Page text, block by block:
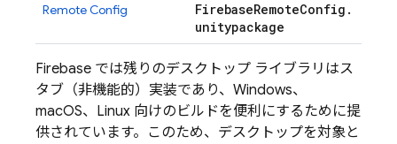
Remote Config FirebaseRemoteConfig .
unitypackage
Firebase では残りのデスクトップ ライブラリはス
タブ（非機能的）実装であり、Windows、
macOS、Linux 向けのビルドを便利にするために提
供されています。このため、デスクトップを対象と